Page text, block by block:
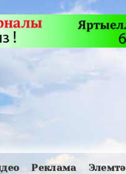
Реклама Элемтә